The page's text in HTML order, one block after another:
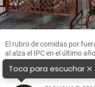
El rubro de comidas por
al alza el IPC en el último
Toca para escuchar×